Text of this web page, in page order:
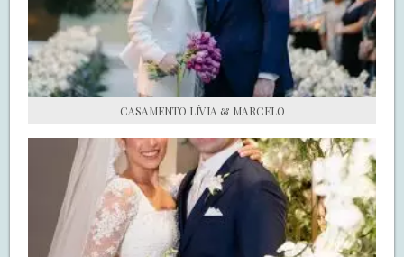
FALE COM O SAY I DO
CASAMENTO LÍVIA & MARCELO